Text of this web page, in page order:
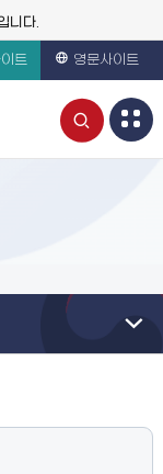
니다.
트 영문사이트
록 보기
통
합
열